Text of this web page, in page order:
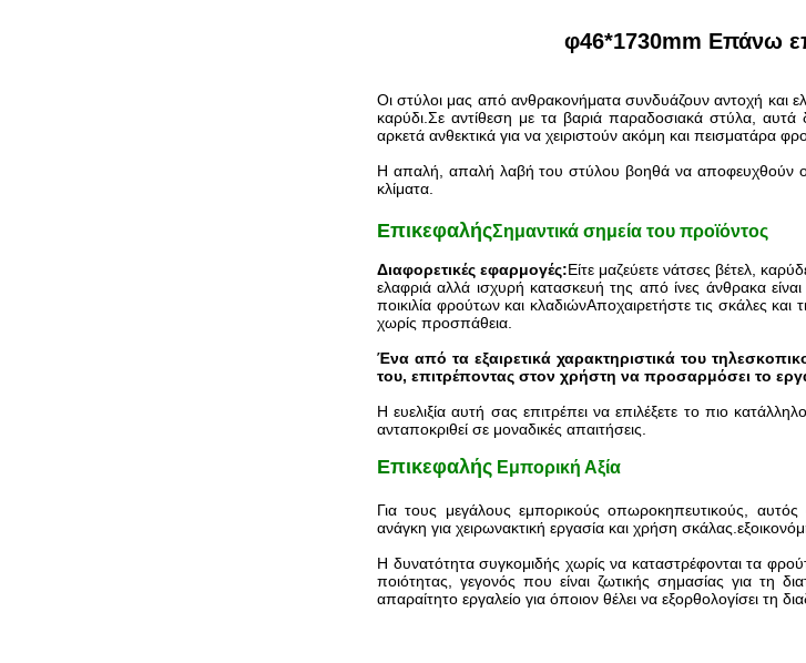
φ46*1730mm Επάνω
Οι στύλοι μας από ανθρακονήματα συνδυάζουν αντοχή και
καρύδι.Σε αντίθεση με τα βαριά παραδοσιακά στύλα,
αρκετά ανθεκτικά για να χειριστούν ακόμη και πεισματάρα
Η απαλή, απαλή λαβή του στύλου βοηθά να αποφευχθούν οι
κλίματα.
ΕπικεφαλήςΣημαντικά σημεία του προϊόντος
Διαφορετικές εφαρμογές:Είτε μαζεύετε νάτσες βέτελ,
ελαφριά αλλά ισχυρή κατασκευή της από ίνες άνθρακα είναι
ποικιλία φρούτων και κλαδιώνΑποχαιρετήστε τις σκάλες
χωρίς προσπάθεια.
Ένα από τα εξαιρετικά χαρακτηριστικά του
του, επιτρέποντας στον χρήστη να προσαρμόσει το
Η ευελιξία αυτή σας επιτρέπει να επιλέξετε το πιο
ανταποκριθεί σε μοναδικές απαιτήσεις.
Επικεφαλής Εμπορική Αξία
Για τους μεγάλους εμπορικούς οπωροκηπευτικούς, αυτός
ανάγκη για χειρωνακτική εργασία και χρήση
Η δυνατότητα συγκομιδής χωρίς να καταστρέφονται τα
ποιότητας, γεγονός που είναι ζωτικής σημασίας για τη
απαραίτητο εργαλείο για όποιον θέλει να εξορθολογίσει τη